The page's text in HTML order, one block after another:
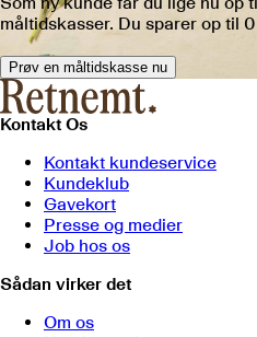
måltidskasser. Du sparer op til
Prøv en måltidskasse nu
Kontakt Os
Kontakt kundeservice
Kundeklub
Gavekort
Presse og medier
Job hos os
Sådan virker det
Om os